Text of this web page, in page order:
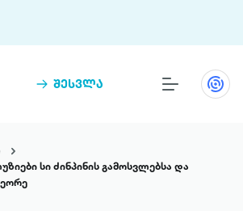
შესვლა
9 ციფრულ პლატფორმასა და 5
აპლიკაციას აერთიანებს.
სი ძინპინის გამოსვლებსა და